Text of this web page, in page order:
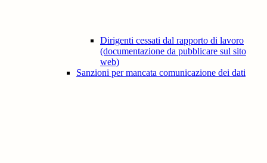
Dirigenti cessati dal rapporto di lavoro
(documentazione da pubblicare sul sito
web)
Sanzioni per mancata comunicazione dei dati